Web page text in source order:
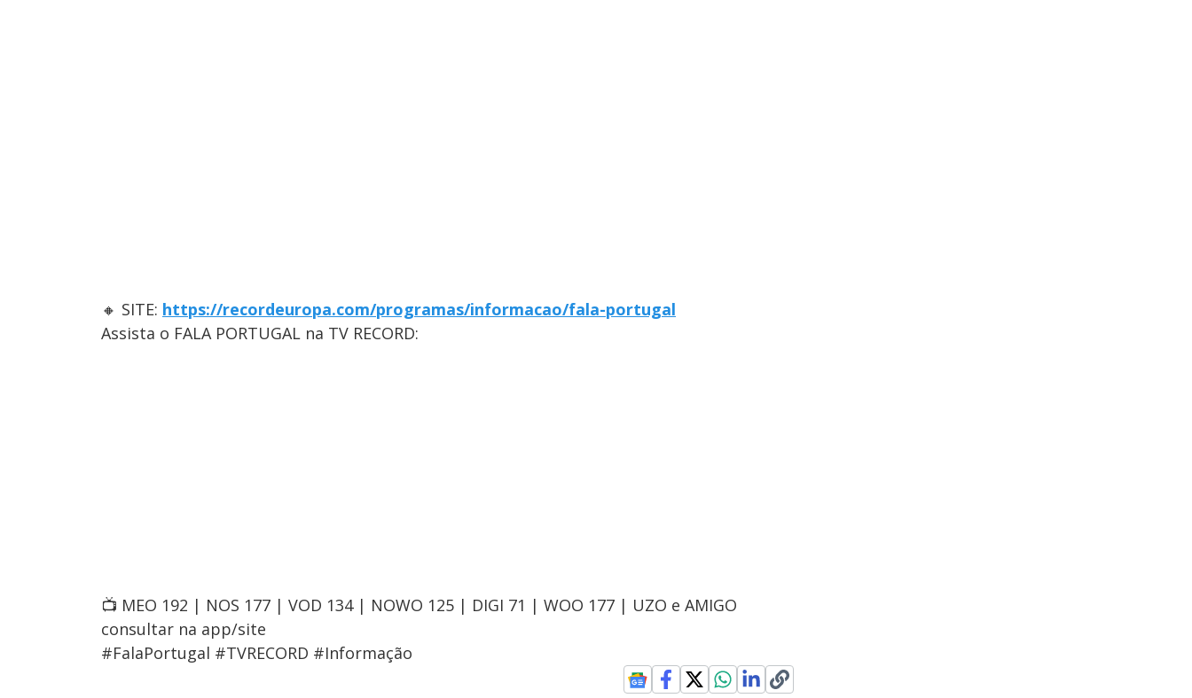
🔸 SITE: https://recordeuropa.com/programas/informacao/fala-portugal
Assista o FALA PORTUGAL na TV RECORD:
📺 MEO 192 | NOS 177 | VOD 134 | NOWO 125 | DIGI 71 | WOO 177 | UZO e AMIGO
consultar na app/site
#FalaPortugal #TVRECORD #Informação